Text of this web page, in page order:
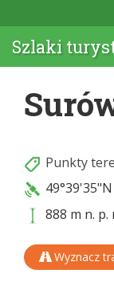
Szlaki
Punkty
49°39'35"N
888 m n. p.
Wyznacz